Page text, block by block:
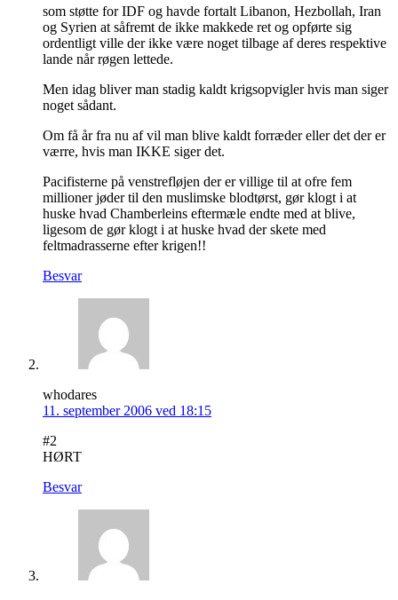
som støtte for IDF og havde fortalt Libanon, Hezbollah, Iran
og Syrien at såfremt de ikke makkede ret og opførte sig
ordentligt ville der ikke være noget tilbage af deres respektive
lande når røgen lettede.
Men idag bliver man stadig kaldt krigsopvigler hvis man siger
noget sådant.
Om få år fra nu af vil man blive kaldt forræder eller det der er
værre, hvis man IKKE siger det.
Pacifisterne på venstrefløjen der er villige til at ofre fem
millioner jøder til den muslimske blodtørst, gør klogt i at
huske hvad Chamberleins eftermæle endte med at blive,
ligesom de gør klogt i at huske hvad der skete med
feltmadrasserne efter krigen!!
Besvar
whodares
11. september 2006 ved 18:15
#2
HØRT
Besvar